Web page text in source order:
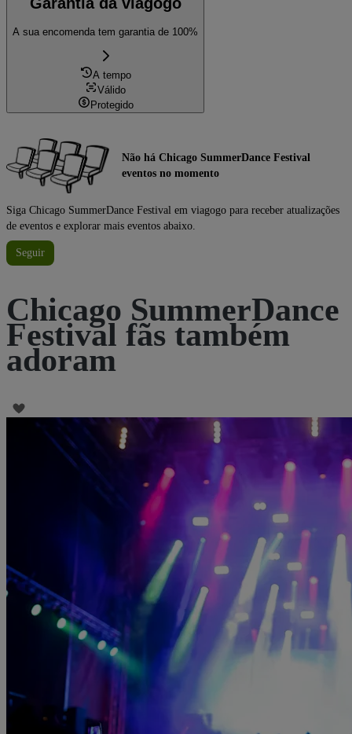
Garantia da viagogo
A sua encomenda tem garantia de 100%
A tempo
Válido
Protegido
Não há Chicago SummerDance Festival
eventos no momento
Siga Chicago SummerDance Festival em viagogo para receber atualizações
de eventos e explorar mais eventos abaixo.
Seguir
Chicago SummerDance
Festival fãs também
adoram